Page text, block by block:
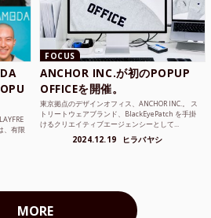
、有限
FOCUS
ANCHOR INC.が初のPOPUP
OFFICEを開催。
東京拠点のデザインオフィス、ANCHOR INC.。 ス
トリートウェアブランド、BlackEyePatch を手掛
けるクリエイティブエージェンシーとして...
2024.12.19 ヒラバヤシ
MORE